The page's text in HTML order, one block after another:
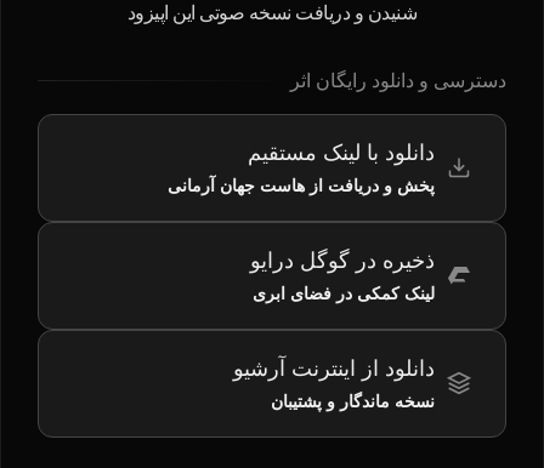
شنیدن و دریافت نسخه صوتی این اپیزود
دسترسی و دانلود رایگان اثر
دانلود با لینک مستقیم
پخش و دریافت از هاست جهان آرمانی
ذخیره در گوگل درایو
لینک کمکی در فضای ابری
دانلود از اینترنت آرشیو
نسخه ماندگار و پشتیبان